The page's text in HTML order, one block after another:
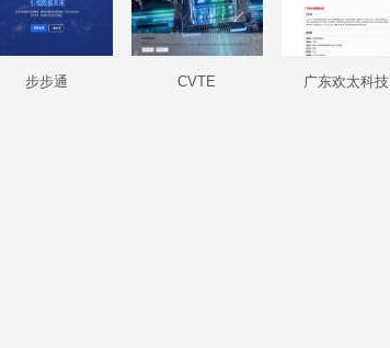
步步通 CVTE 广东欢太科技